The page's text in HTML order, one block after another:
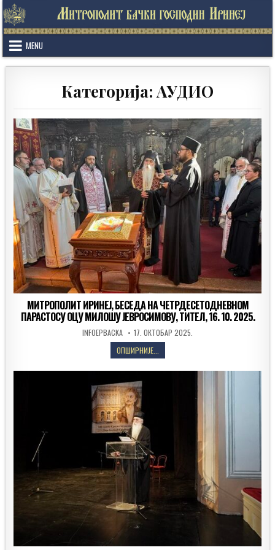
Skip
to
content
MENU
Категорија: АУДИО
МИТРОПОЛИТ ИРИНЕЈ, БЕСЕДА НА ЧЕТРДЕСЕТОДНЕВНОМ
ПАРАСТОСУ ОЦУ МИЛОШУ ЈЕВРОСИМОВУ, ТИТЕЛ, 16. 10. 2025.
AUTHOR:
INFOEPBACKA PUBLISHED
DATE:
17. ОКТОБАР 2025.
ОПШИРНИЈЕ...
ИРИНЕЈ,
БЕСЕДА
16.
10.
2025.